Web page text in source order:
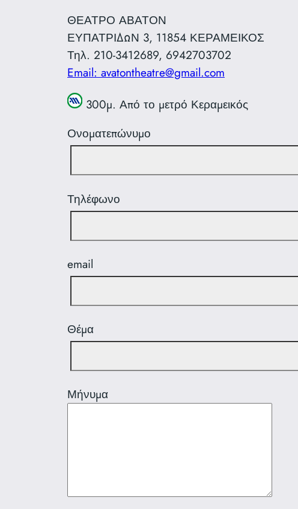
ΘΕΑΤΡΟ ΑΒΑΤΟΝ
ΕΥΠΑΤΡΙΔΩΝ 3, 11854 ΚΕΡΑΜΕΙΚΟΣ
Τηλ. 210-3412689, 6942703702
Email: avatontheatre@gmail.com
300μ. Από το μετρό Κεραμεικός
Ονοματεπώνυμο
Τηλέφωνο
email
Θέμα
Μήνυμα